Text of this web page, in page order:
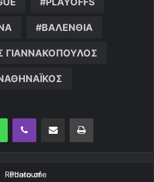
ΒΑΛΕΝΘΙΑ
ΓΙΑΝΝΑΚΟΠΟΥΛΟΣ
WhatsAppViber Κοινοποίηση μέσω ηλεκτρονικού ταχυδρομείουΕκτύπωση